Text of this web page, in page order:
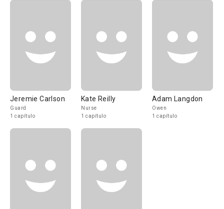
Jeremie Carlson
Guard
1 capítulo
Kate Reilly
Nurse
1 capítulo
Adam Langdon
Owen
1 capítulo